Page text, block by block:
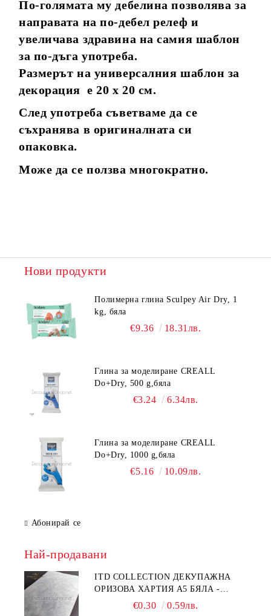
По-голямата му дебелина позволява за
направата на по-дебел релеф и
увеличава здравина на самия шаблон
за по-дъга употреба.
Размерът на универсалния шаблон за
декорация е 20 х 20 см.
След употреба съветваме да се
съхранява в оригиналната си
опаковка.
Може да се ползва многократно.
Нови продукти
Полимерна глина Sculpey Air Dry, 1
kg, бяла
€9.36 18.31лв.
Глина за моделиране CREALL
Do+Dry, 500 g,бяла
€3.24 6.34лв.
Глина за моделиране CREALL
Do+Dry, 1000 g,бяла
€5.16 10.09лв.
Абонирай се
Най-продавани
ITD COLLECTION ДЕКУПАЖНА
ОРИЗОВА ХАРТИЯ А5 БЯЛА -
€0.30 0.59лв.